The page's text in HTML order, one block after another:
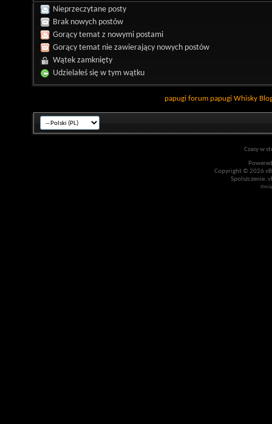
Nieprzeczytane posty
Brak nowych postów
Gorący temat z nowymi postami
Gorący temat nie zawierający nowych postów
Wątek zamknięty
Udzielałeś się w tym wątku
papugi forum papugi Whisky
Czasy w
Copyright © 2026
Spolszczenie: